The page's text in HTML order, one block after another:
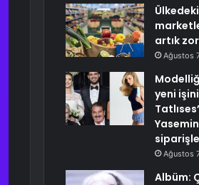
artık
Ağustos
yeni
Ağustos
Albüm: